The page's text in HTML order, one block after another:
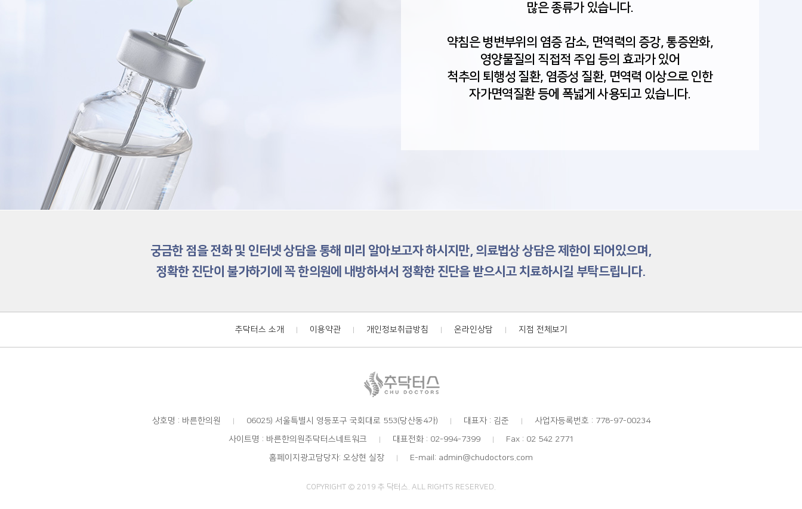
많은 종류가 있습니다.
약침은 병변부위의 염증 감소, 면역력의 증강, 통증완화,
영양물질의 직접적 주입 등의 효과가 있어
척추의 퇴행성 질환, 염증성 질환, 면역력 이상으로 인한
자가면역질환 등에 폭넓게 사용되고 있습니다.
궁금한 점을 전화 및 인터넷 상담을 통해 미리 알아보고자 하시지만, 의료법상 상담은 제한이 되어있으며,
정확한 진단이 불가하기에 꼭 한의원에 내방하셔서 정확한 진단을 받으시고 치료하시길 부탁드립니다.
추닥터스 소개 | 이용약관 | 개인정보취급방침 | 온라인상담 | 지점 전체보기
상호명 : 바른한의원 | 06025) 서울특별시 영등포구 국회대로 553(당산동4가) | 대표자 : 김준 |
사업자등록번호 : 778-97-00234
사이트명 : 바른한의원추닥터스네트워크
| 대표전화 : 02-994-7399 |
Fax : 02 542 2771
홈페이지광고담당자: 오상현 실장
| E-mail: admin@chudoctors.com
COPYRIGHT © 2019 추 닥터스. ALL RIGHTS RESERVED.